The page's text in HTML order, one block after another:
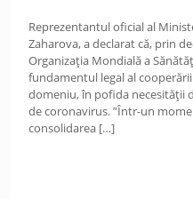
Reprezentantul oficial al
Zaharova, a declarat că, prin
Organizația Mondială a
fundamentul legal al
domeniu, în pofida necesității
de coronavirus. ”Într-un
consolidarea […]